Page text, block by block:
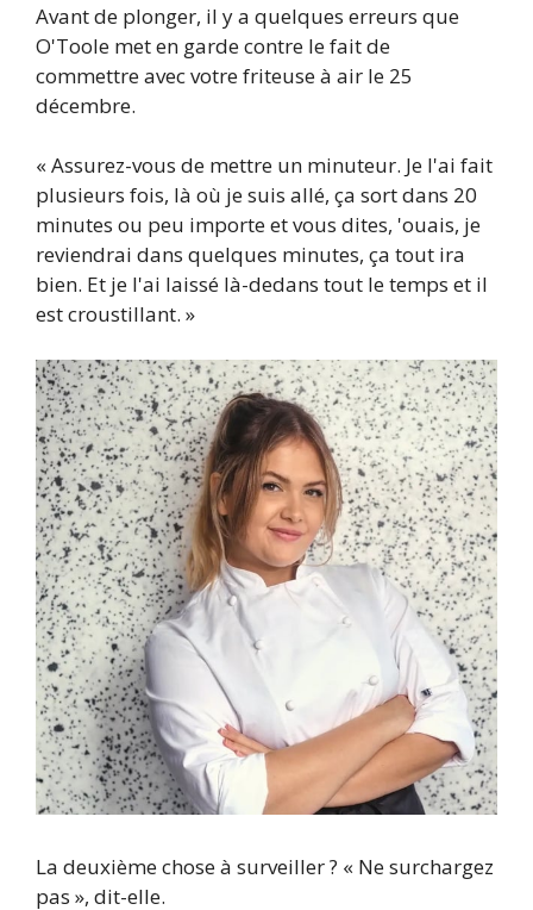
Avant de plonger, il y a quelques erreurs que
O'Toole met en garde contre le fait de
commettre avec votre friteuse à air le 25
décembre.
« Assurez-vous de mettre un minuteur. Je l'ai fait
plusieurs fois, là où je suis allé, ça sort dans 20
minutes ou peu importe et vous dites, 'ouais, je
reviendrai dans quelques minutes, ça tout ira
bien. Et je l'ai laissé là-dedans tout le temps et il
est croustillant. »
La deuxième chose à surveiller ? « Ne surchargez
pas », dit-elle.